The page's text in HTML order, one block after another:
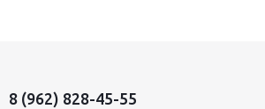
8 (962) 828-45-55